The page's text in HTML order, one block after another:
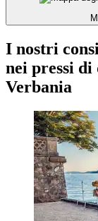
I nostri
nei pressi di
Verbania